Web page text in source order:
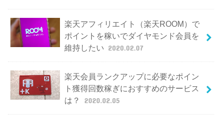
楽天アフィリエイト（楽天ROOM）で
ポイントを稼いでダイヤモンド会員を
維持したい 2020.02.07
楽天会員ランクアップに必要なポイン
ト獲得回数稼ぎにおすすめのサービス
は？
2020.02.05